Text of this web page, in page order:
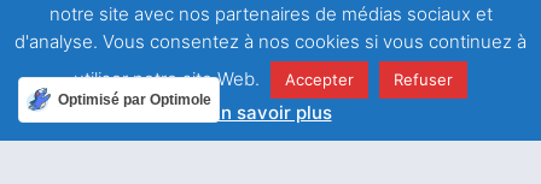
LinkedIn Email
WhatsApp
notre site avec nos partenaires de médias sociaux et
d'analyse. Vous consentez à nos cookies si vous continuez à
utiliser notre site Web.
Accepter Refuser
En savoir plus
Optimisé par Optimole